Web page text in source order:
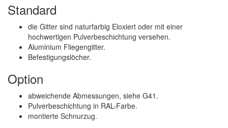
Standard
die Gitter sind naturfarbig Eloxiert oder mit einer
hochwertigen Pulverbeschichtung versehen.
Aluminium Fliegengitter.
Befestigungslöcher.
Option
abweichende Abmessungen, siehe G41.
Pulverbeschichtung in RAL-Farbe.
montierte Schnurzug.